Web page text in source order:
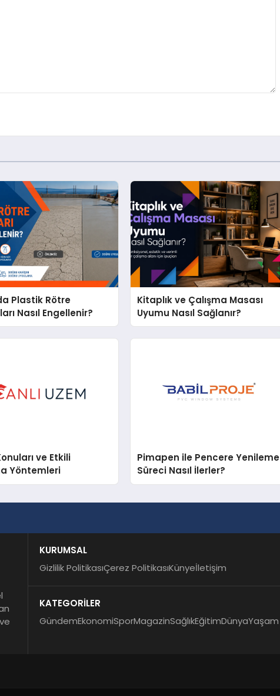
Plastik Rötre
Nasıl Engellenir?
Kitaplık ve Çalışma Masası
Uyumu Nasıl Sağlanır?
ve Etkili
Yöntemleri
Pimapen ile Pencere Yenileme
Süreci Nasıl İlerler?
KURUMSAL
Gizlilik PolitikasıÇerez PolitikasıKünyeİletişim
KATEGORİLER
GündemEkonomiSporMagazinSağlıkEğitimDünyaYaşam